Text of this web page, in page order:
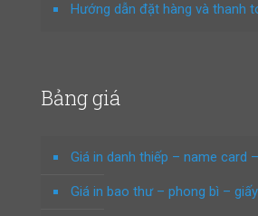
Hướng dẫn đặt hàng và thanh
Bảng giá
Giá in danh thiếp – name card
Giá in bao thư – phong bì –